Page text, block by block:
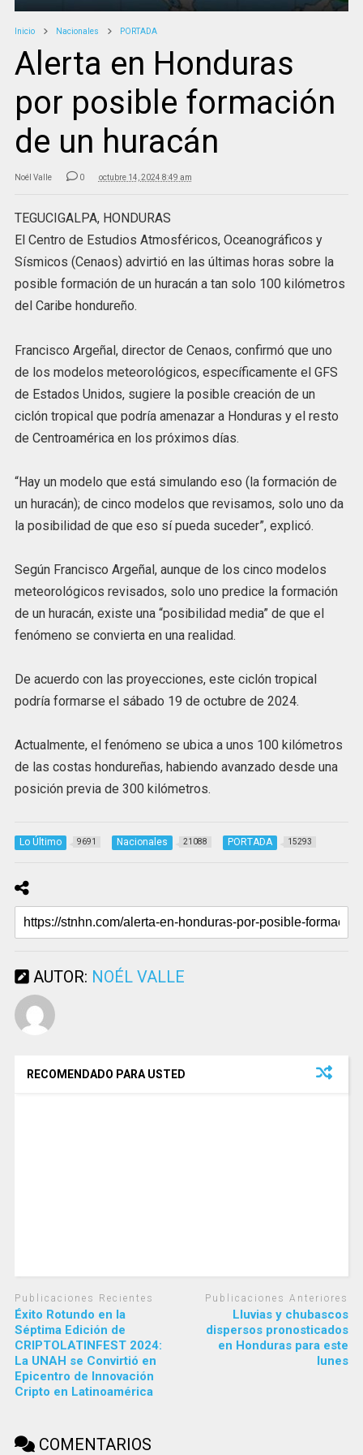
Inicio Nacionales PORTADA
Alerta en Honduras
por posible formación
de un huracán
Noél Valle 0 octubre 14, 2024 8:49 am
TEGUCIGALPA, HONDURAS
El Centro de Estudios Atmosféricos, Oceanográficos y
Sísmicos (Cenaos) advirtió en las últimas horas sobre la
posible formación de un huracán a tan solo 100 kilómetros
del Caribe hondureño.
Francisco Argeñal, director de Cenaos, confirmó que uno
de los modelos meteorológicos, específicamente el GFS
de Estados Unidos, sugiere la posible creación de un
ciclón tropical que podría amenazar a Honduras y el resto
de Centroamérica en los próximos días.
“Hay un modelo que está simulando eso (la formación de
un huracán); de cinco modelos que revisamos, solo uno da
la posibilidad de que eso sí pueda suceder”, explicó.
Según Francisco Argeñal, aunque de los cinco modelos
meteorológicos revisados, solo uno predice la formación
de un huracán, existe una “posibilidad media” de que el
fenómeno se convierta en una realidad.
De acuerdo con las proyecciones, este ciclón tropical
podría formarse el sábado 19 de octubre de 2024.
Actualmente, el fenómeno se ubica a unos 100 kilómetros
de las costas hondureñas, habiendo avanzado desde una
posición previa de 300 kilómetros.
Lo Último 9691 Nacionales 21088 PORTADA 15293
AUTOR: NOÉL VALLE
RECOMENDADO PARA USTED
Publicaciones Recientes
Éxito Rotundo en la
Séptima Edición de
CRIPTOLATINFEST 2024:
La UNAH se Convirtió en
Epicentro de Innovación
Cripto en Latinoamérica
Publicaciones Anteriores
Lluvias y chubascos
dispersos pronosticados
en Honduras para este
lunes
COMENTARIOS